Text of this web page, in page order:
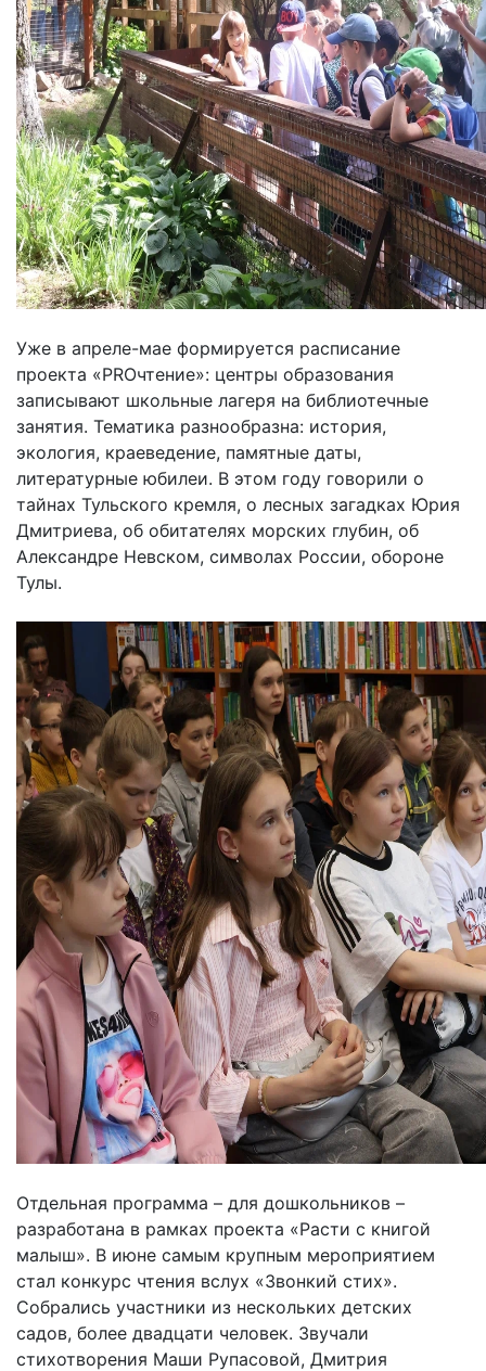
Уже в апреле-мае формируется расписание
проекта «PROчтение»: центры образования
записывают школьные лагеря на библиотечные
занятия. Тематика разнообразна: история,
экология, краеведение, памятные даты,
литературные юбилеи. В этом году говорили о
тайнах Тульского кремля, о лесных загадках Юрия
Дмитриева, об обитателях морских глубин, об
Александре Невском, символах России, обороне
Тулы.
Отдельная программа – для дошкольников –
разработана в рамках проекта «Расти с книгой
малыш». В июне самым крупным мероприятием
стал конкурс чтения вслух «Звонкий стих».
Собрались участники из нескольких детских
садов, более двадцати человек. Звучали
стихотворения Маши Рупасовой, Дмитрия